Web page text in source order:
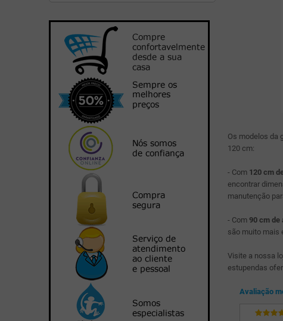
Os modelos da
120 cm:
- Com 120 cm
encontrar
manutenção
- Com 90 cm de
são muito mais
Visite a nossa
estupendas
Avaliação